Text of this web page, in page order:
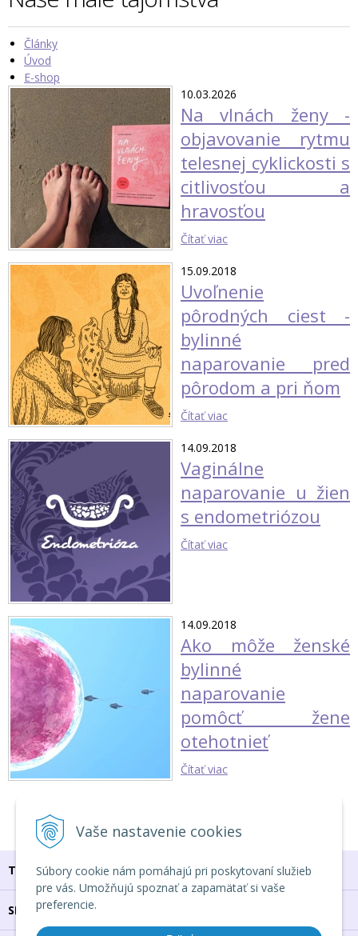
Vaše nastavenie cookies
Súbory cookie nám pomáhajú pri poskytovaní služieb
pre vás. Umožňujú spoznať a zapamätať si vaše
preferencie.
Články
Úvod
E-shop
10.03.2026
Na vlnách ženy -
objavovanie rytmu
telesnej cyklickosti s
citlivosťou a
hravosťou
Čítať viac
15.09.2018
Uvoľnenie
pôrodných ciest -
bylinné
naparovanie pred
pôrodom a pri ňom
Čítať viac
14.09.2018
Vaginálne
naparovanie u žien
s endometriózou
Čítať viac
14.09.2018
Ako môže ženské
bylinné
naparovanie
pomôcť žene
otehotnieť
Čítať viac
TU NÁS NÁJDEŠ
SPOJ SA S NAMI